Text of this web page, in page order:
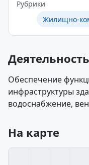
Рубрики
Жилищно-
Деятельность
Обеспечение
инфраструктуры
водоснабжение,
На карте